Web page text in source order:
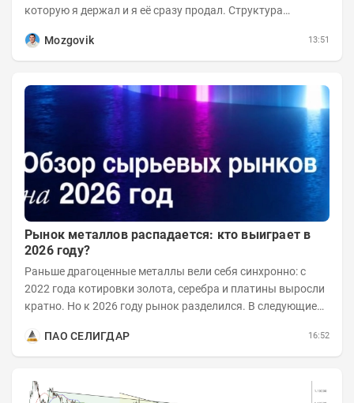
которую я держал и я её сразу продал. Структура
Mozgovik
13:51
Рынок металлов распадается: кто выиграет в
2026 году?
Раньше драгоценные металлы вели себя синхронно: с
2022 года котировки золота, серебра и платины выросли
кратно. Но к 2026 году рынок разделился. В следующие
ПАО СЕЛИГДАР
16:52